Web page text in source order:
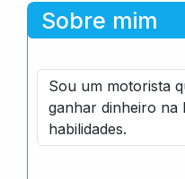
Sobre mim
Sou um motorista
ganhar dinheiro na
habilidades.